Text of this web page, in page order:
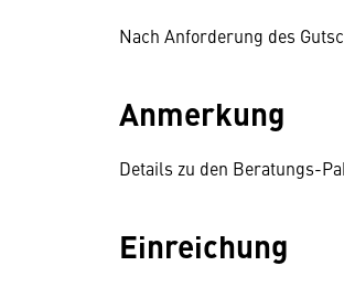
Nach Anforderung des
Anmerkung
Details zu den Beratungs-
Einreichung